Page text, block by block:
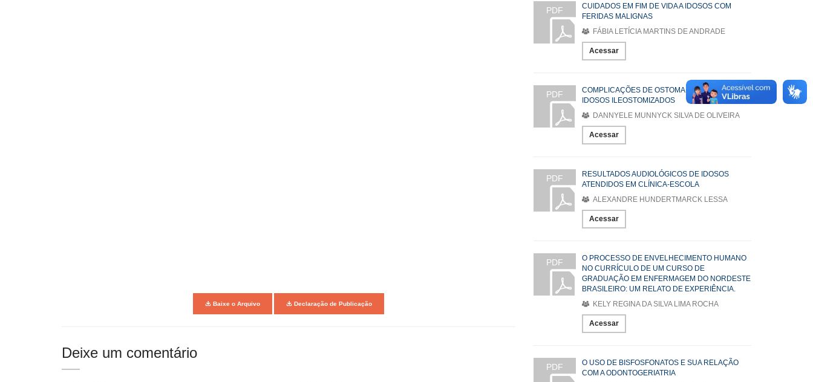
Baixe o Arquivo Declaração de Publicação
Deixe um comentário
PDF
CUIDADOS EM FIM DE VIDA A IDOSOS COM
FERIDAS MALIGNAS
FÁBIA LETÍCIA MARTINS DE ANDRADE
Acessar
PDF
COMPLICAÇÕES DE OSTOMA EM PACIENTES
IDOSOS ILEOSTOMIZADOS
DANNYELE MUNNYCK SILVA DE OLIVEIRA
Acessar
PDF
RESULTADOS AUDIOLÓGICOS DE IDOSOS
ATENDIDOS EM CLÍNICA-ESCOLA
ALEXANDRE HUNDERTMARCK LESSA
Acessar
PDF
O PROCESSO DE ENVELHECIMENTO HUMANO
NO CURRÍCULO DE UM CURSO DE
GRADUAÇÃO EM ENFERMAGEM DO NORDESTE
BRASILEIRO: UM RELATO DE EXPERIÊNCIA.
KELY REGINA DA SILVA LIMA ROCHA
Acessar
PDF
O USO DE BISFOSFONATOS E SUA RELAÇÃO
COM A ODONTOGERIATRIA